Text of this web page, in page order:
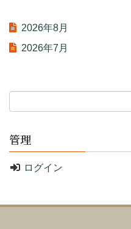
2026年8月
2026年7月
管理
ログイン